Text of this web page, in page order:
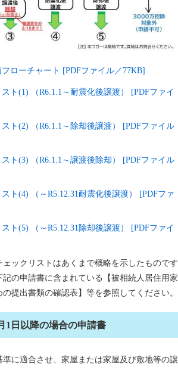
ローチャート [PDFファイル／77KB]
ト(1) （R6.1.1～耐震化後譲渡） [PDFファイ
ト(2) （R6.1.1～除却後譲渡） [PDFファイル
ト(3) （R6.1.1～譲渡後除却） [PDFファイル
ト(4) （～R5.12.31耐震化後譲渡） [PDFファ
ト(5) （～R5.12.31除却後譲渡） [PDFファイ
ックリストはあくまで概略を示したものです
の申請書に含まれている【被相続人居住用家
提出書類の確認表】等を参照してください。
1日以降の場合の申請書
準に適合させ、家屋または家屋及び敷地等の譲